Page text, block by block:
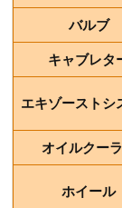
バルブ
キャブレタ
エキゾーストシ
オイルクー
ホイール